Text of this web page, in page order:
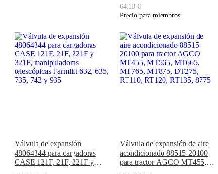
64,13 €
Precio para miembros
Válvula de expansión
48064344 para cargadoras
CASE 121F, 21F, 221F y
Válvula de expansión de aire
acondicionado 88515-20100
para tractor AGCO MT455,